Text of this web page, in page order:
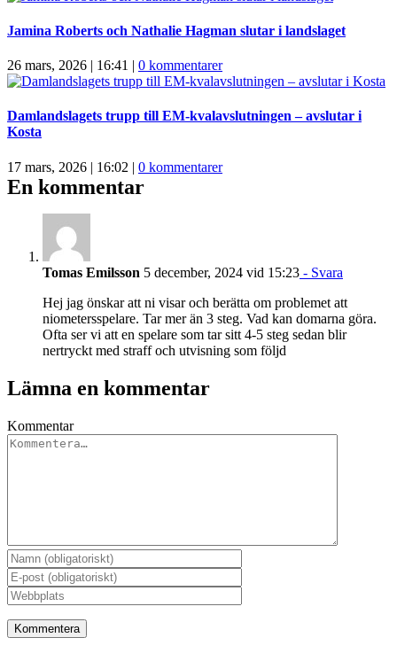
Jamina Roberts och Nathalie Hagman slutar i landslaget
26 mars, 2026 | 16:41 | 0 kommentarer
Damlandslagets trupp till EM-kvalavslutningen – avslutar i
Kosta
17 mars, 2026 | 16:02 | 0 kommentarer
En kommentar
Tomas Emilsson 5 december, 2024 vid 15:23 - Svara
Hej jag önskar att ni visar och berätta om problemet att
niometersspelare. Tar mer än 3 steg. Vad kan domarna göra.
Ofta ser vi att en spelare som tar sitt 4-5 steg sedan blir
nertryckt med straff och utvisning som följd
Lämna en kommentar
Kommentar